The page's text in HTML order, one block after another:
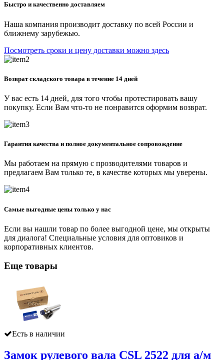
Быстро и качественно доставляем
Наша компания производит доставку по всей России и
ближнему зарубежью.
Посмотреть сроки и цену доставки можно здесь
Возврат складского товара в течение 14 дней
У вас есть 14 дней, для того чтобы протестировать вашу
покупку. Если Вам что-то не понравится оформим возврат.
Гарантия качества и полное документальное сопровождение
Мы работаем на прямую с прозводителями товаров и
предлагаем Вам только те, в качестве которых мы уверены.
Самые выгодные цены только у нас
Если вы нашли товар по более выгодной цене, мы открыты
для диалога! Специальные условия для оптовиков и
корпоративных клиентов.
Еще товары
Есть в наличии
Замок рулевого вала CSL 2522 для а/м